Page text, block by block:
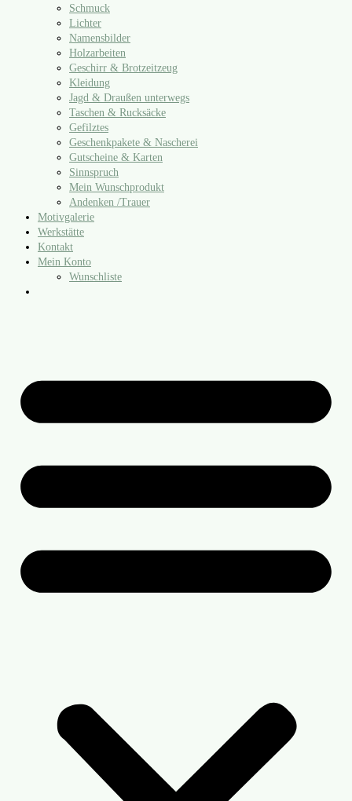
Schmuck
Lichter
Namensbilder
Holzarbeiten
Geschirr & Brotzeitzeug
Kleidung
Jagd & Draußen unterwegs
Taschen & Rucksäcke
Gefilztes
Geschenkpakete & Nascherei
Gutscheine & Karten
Sinnspruch
Mein Wunschprodukt
Andenken /​Trauer
Motivgalerie
Werkstätte
Kontakt
Mein Konto
Wunschliste